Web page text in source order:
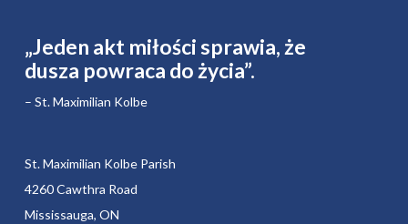
„Jeden akt miłości sprawia, że ​​
dusza powraca do życia”.
– St. Maximilian Kolbe
St. Maximilian Kolbe Parish
4260 Cawthra Road
Mississauga, ON